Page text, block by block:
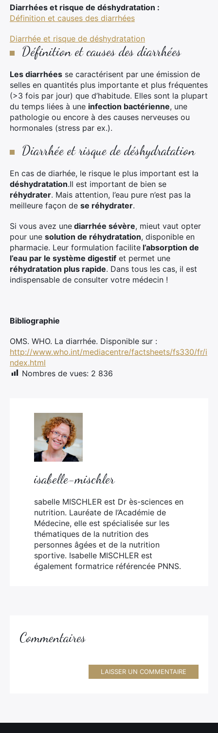
Diarrhées et risque de déshydratation :
Définition et causes des diarrhées
Diarrhée et risque de déshydratation
Définition et causes des diarrhées
Les diarrhées se caractérisent par une émission de
selles en quantités plus importante et plus fréquentes
(>3 fois par jour) que d’habitude. Elles sont la plupart
du temps liées à une infection bactérienne, une
pathologie ou encore à des causes nerveuses ou
hormonales (stress par ex.).
Diarrhée et risque de déshydratation
En cas de diarhée, le risque le plus important est la
déshydratation.Il est important de bien se
réhydrater. Mais attention, l’eau pure n’est pas la
meilleure façon de se réhydrater.
Si vous avez une diarrhée sévère, mieut vaut opter
pour une solution de réhydratation, disponible en
pharmacie. Leur formulation facilite l’absorption de
l’eau par le système digestif et permet une
réhydratation plus rapide. Dans tous les cas, il est
indispensable de consulter votre médecin !
Bibliographie
OMS. WHO. La diarrhée. Disponible sur :
http://www.who.int/mediacentre/factsheets/fs330/fr/i
ndex.html
Nombres de vues: 2 836
isabelle-mischler
sabelle MISCHLER est Dr ès-sciences en
nutrition. Lauréate de l’Académie de
Médecine, elle est spécialisée sur les
thématiques de la nutrition des
personnes âgées et de la nutrition
sportive. Isabelle MISCHLER est
également formatrice référencée PNNS.
Commentaires
LAISSER UN COMMENTAIRE
Rechercher
: